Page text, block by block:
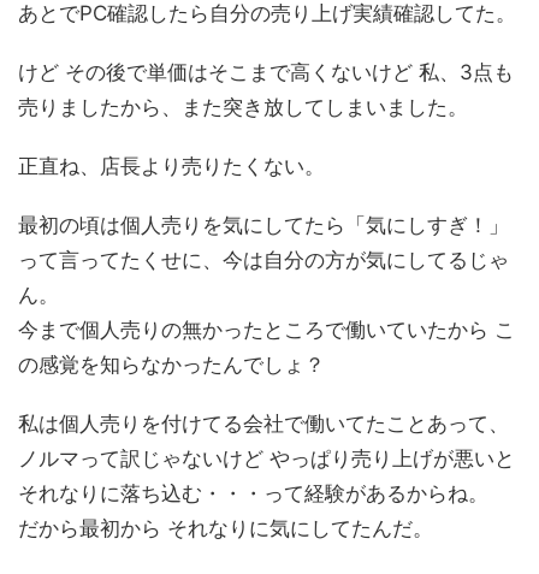
あとでPC確認したら自分の売り上げ実績確認してた。
けど その後で単価はそこまで高くないけど 私、3点も
売りましたから、また突き放してしまいました。
正直ね、店長より売りたくない。
最初の頃は個人売りを気にしてたら「気にしすぎ！」
って言ってたくせに、今は自分の方が気にしてるじゃ
ん。
今まで個人売りの無かったところで働いていたから こ
の感覚を知らなかったんでしょ？
私は個人売りを付けてる会社で働いてたことあって、
ノルマって訳じゃないけど やっぱり売り上げが悪いと
それなりに落ち込む・・・って経験があるからね。
だから最初から それなりに気にしてたんだ。